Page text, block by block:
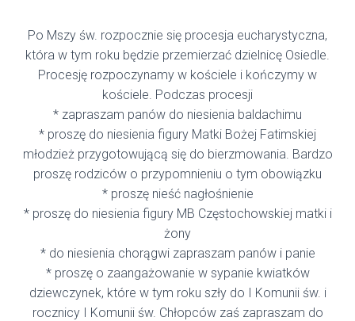
Po Mszy św. rozpocznie się procesja eucharystyczna,
która w tym roku będzie przemierzać dzielnicę Osiedle.
Procesję rozpoczynamy w kościele i kończymy w
kościele. Podczas procesji
* zapraszam panów do niesienia baldachimu
* proszę do niesienia figury Matki Bożej Fatimskiej
młodzież przygotowującą się do bierzmowania. Bardzo
proszę rodziców o przypomnieniu o tym obowiązku
* proszę nieść nagłośnienie
* proszę do niesienia figury MB Częstochowskiej matki i
żony
* do niesienia chorągwi zapraszam panów i panie
* proszę o zaangażowanie w sypanie kwiatków
dziewczynek, które w tym roku szły do I Komunii św. i
rocznicy I Komunii św. Chłopców zaś zapraszam do